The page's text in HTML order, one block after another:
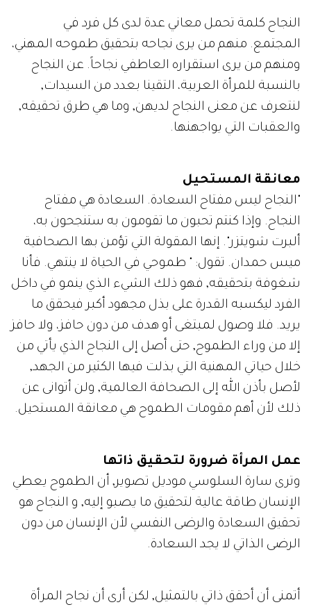
النجاح كلمة تحمل معاني عدة لدى كل فرد في
المجتمع. منهم من يرى نجاحه بتحقيق طموحه المهني،
ومنهم من يرى استقراره العاطفي نجاحاً. عن النجاح
بالنسبة للمرأة العربية، التقينا بعدد من السيدات,
لنتعرف عن معنى النجاح لديهن, وما هي طرق تحقيقه,
والعقبات التي يواجهنها.
معانقة المستحيل
"النجاح ليس مفتاح السعادة. السعادة هي مفتاح
النجاح. وإذا كنتم تحبون ما تقومون به ستنجحون به،
ألبرت شويتزر". إنها المقولة التي تؤمن بها الصحافية
ميس حمدان. تقول: " طموحي في الحياة لا ينتهي. فأنا
شغوفة بتحقيقه, فهو ذلك الشيء الذي ينمو في داخل
الفرد ليكسبه القدرة على بذل مجهود أكبر فيحقق ما
يريد. فلا وصول لمبتغى أو هدف من دون حافز، ولا حافز
إلا من وراء الطموح, حتى أصل إلى النجاح الذي يأتي من
خلال حياتي المهنية التي بذلت فيها الكثير من الجهد,
لأصل بأذن الله إلى الصحافة العالمية, ولن أتوانى عن
ذلك لأن أهم مقومات الطموح هي معانقة المستحيل.
عمل المرأة ضرورة لتحقيق ذاتها
وترى سارة السلوسي موديل تصوير, أن الطموح يعطي
الإنسان طاقة عالية لتحقيق ما يصبو إليه, و النجاح هو
تحقيق السعادة والرضى النفسي لأن الإنسان من دون
الرضى الذاتي لا يجد السعادة.
أتمنى أن أحقق ذاتي بالتمثيل, لكن أرى أن نجاح المرأة